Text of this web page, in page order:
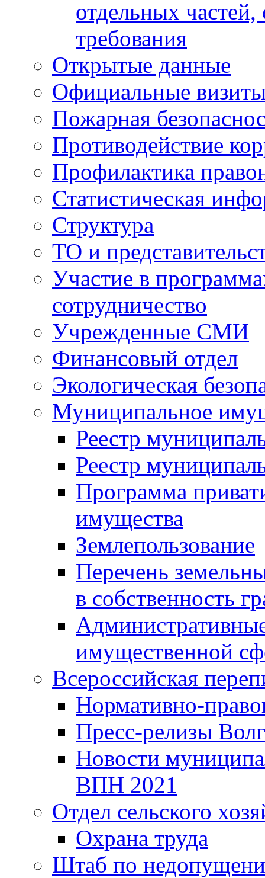
отдельных
требования
Открытые данные
Официальные
Пожарная
Противодействие
Профилактика
Статистическая
Структура
ТО и
Участие в
сотрудничество
Учрежденные СМИ
Финансовый отдел
Экологическая
Муниципальное
Реестр
Реестр
Программа
имущества
Землепользование
Перечень
в собственность
имущественной
Всероссийская
Нормативно-
Пресс-релизы
Новости
ВПН 2021
Отдел сельского
Охрана труда
Штаб по